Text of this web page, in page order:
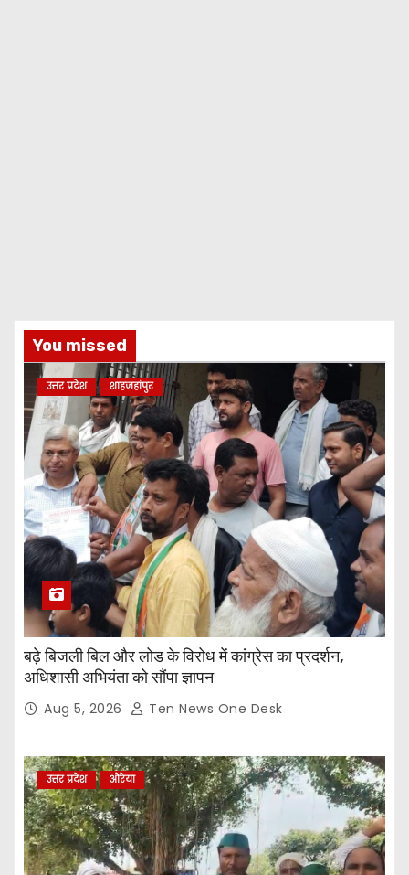
You missed
उत्तर प्रदेश शाहजहांपुर
बढ़े बिजली बिल और लोड के विरोध में कांग्रेस का प्रदर्शन,
अधिशासी अभियंता को सौंपा ज्ञापन
Aug 5, 2026 Ten News One Desk
उत्तर प्रदेश औरेया